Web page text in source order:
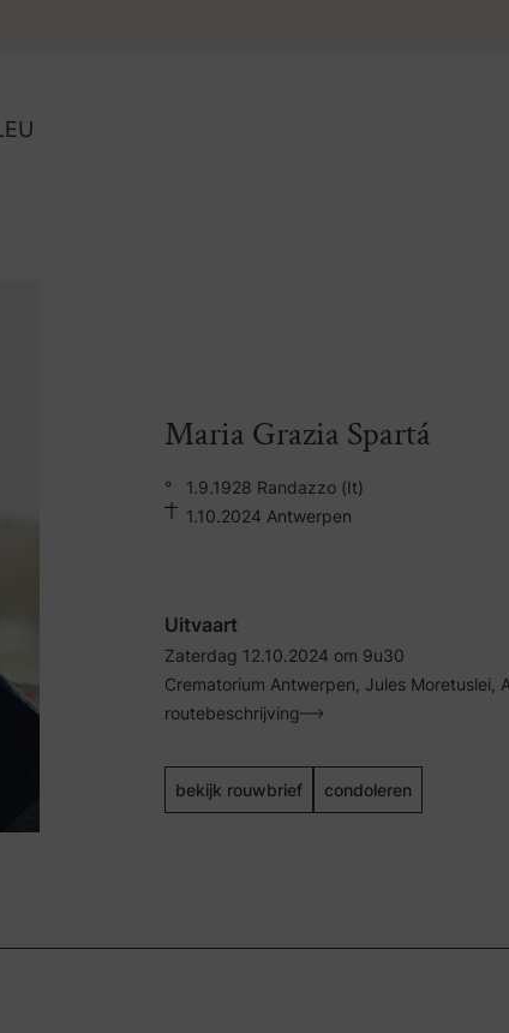
Maria Grazia Spartá
°
1.9.1928 Randazzo (It)
1.10.2024 Antwerpen
Uitvaart
Zaterdag 12.10.2024 om 9u30
Crematorium Antwerpen, Jules Moretuslei,
routebeschrijving
bekijk rouwbrief condoleren